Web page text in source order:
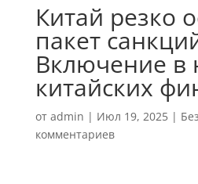
Китай резко
пакет
Включение в
китайских
от admin | Июл 19, 2025|
комментариев